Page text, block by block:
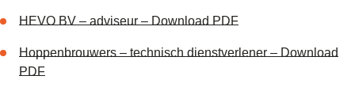
HEVO BV – adviseur – Download PDF
Hoppenbrouwers – technisch dienstverlener – Download
PDF